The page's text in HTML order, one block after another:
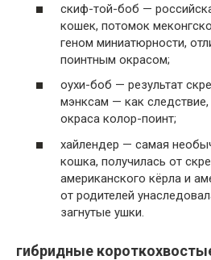
скиф-той-боб —
кошек, потомок
геном миниатюрности,
поинтным окрасом;
оухи-боб — результат
мэнксам — как
окраса колор-поинт;
хайлендер — самая
кошка, получилась от
американского кёрла и
от родителей
загнутые ушки.
гибридные